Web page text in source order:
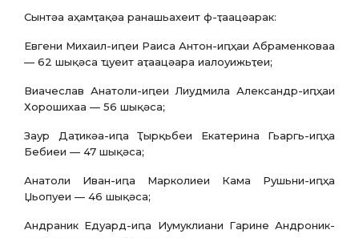
Сынтәа аҳамҭақәа ранашьахеит ф-ҭаацәарак:
Евгени Михаил-иԥеи Раиса Антон-иԥҳаи Абраменковаа
— 62 шықәса ҵуеит аҭаацәара иалоуижьҭеи;
Виачеслав Анатоли-иԥеи Лиудмила Александр-иԥҳаи
Хорошихаа — 56 шықәса;
Заур Даҭикәа-иԥа Ҭырқьбеи Екатерина Гьаргь-иԥҳа
Бебиеи — 47 шықәса;
Анатоли Иван-иԥа Марколиеи Кама Рушьни-иԥҳа
Џьопуеи — 46 шықәса;
Андраник Едуард-иԥа Иумуклиани Гарине Андроник-